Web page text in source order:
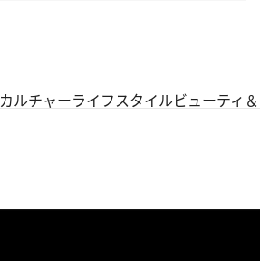
カルチャーライフスタイルビューティ